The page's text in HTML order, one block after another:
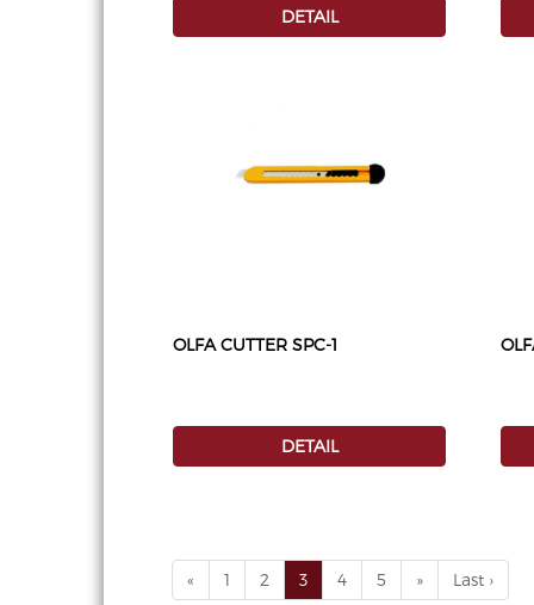
DETAIL
OLFA CUTTER SPC-1
DETAIL
« 1 2 3 4 5 » Last ›